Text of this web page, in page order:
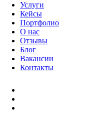
Услуги
Кейсы
Портфолио
О нас
Отзывы
Блог
Вакансии
Контакты